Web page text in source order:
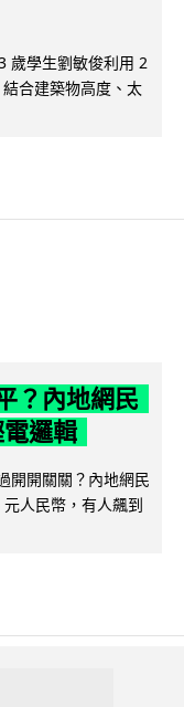
歲學生劉敏俊利用 2
合建築物高度、太
？內地網民
邏輯
開開關關？內地網民
人民幣，有人飆到